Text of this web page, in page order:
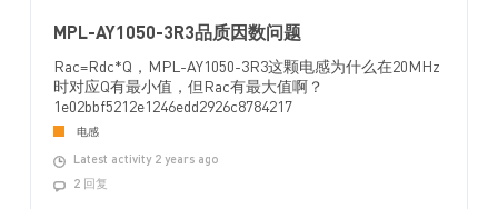
MPL-AY1050-3R3品质因数问题
Rac=Rdc*Q，MPL-AY1050-3R3这颗电感为什么在20MHz
时对应Q有最小值，但Rac有最大值啊？
1e02bbf5212e1246edd2926c8784217
电感
Latest activity 2 years ago
2 回复